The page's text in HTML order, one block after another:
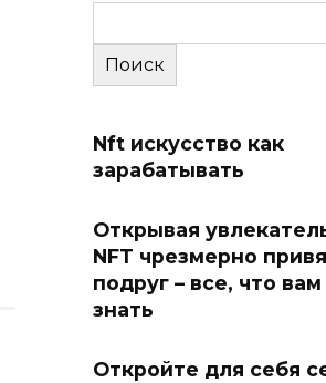
Поиск
Nft искусство как
зарабатывать
Открывая
NFT чрезмерно
подруг – все, что
знать
Откройте для себя